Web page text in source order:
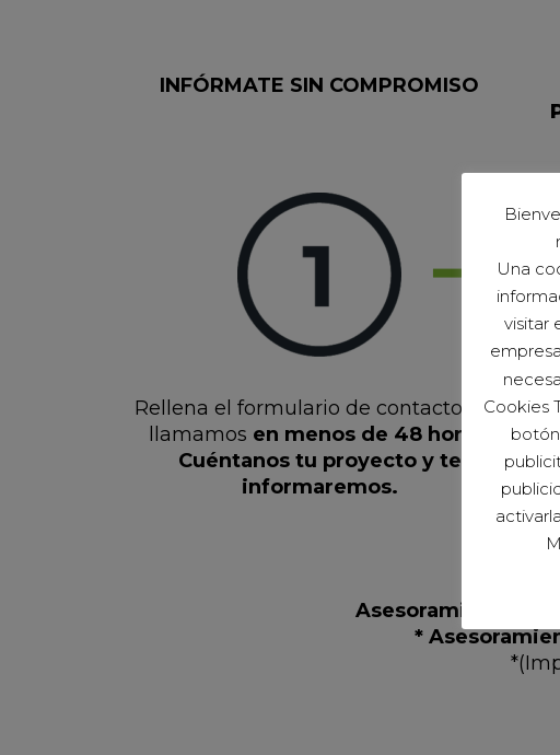
INFÓRMATE SIN COMPROMISO
Rellena el formulario de contacto y te
llamamos en menos de 48 horas.
Cuéntanos tu proyecto y te
informaremos.
Asesoramiento (1
*
Una
visitar
Cookies